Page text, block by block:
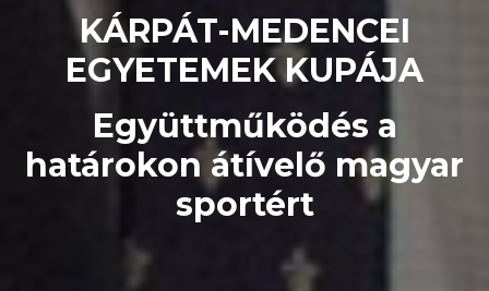
KÁRPÁT-MEDENCEI
EGYETEMEK KUPÁJA
Együttműködés a
határokon átívelő magyar
sportért